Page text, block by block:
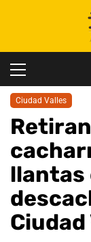
principal
Ciudad Valles
llantas
Ciudad